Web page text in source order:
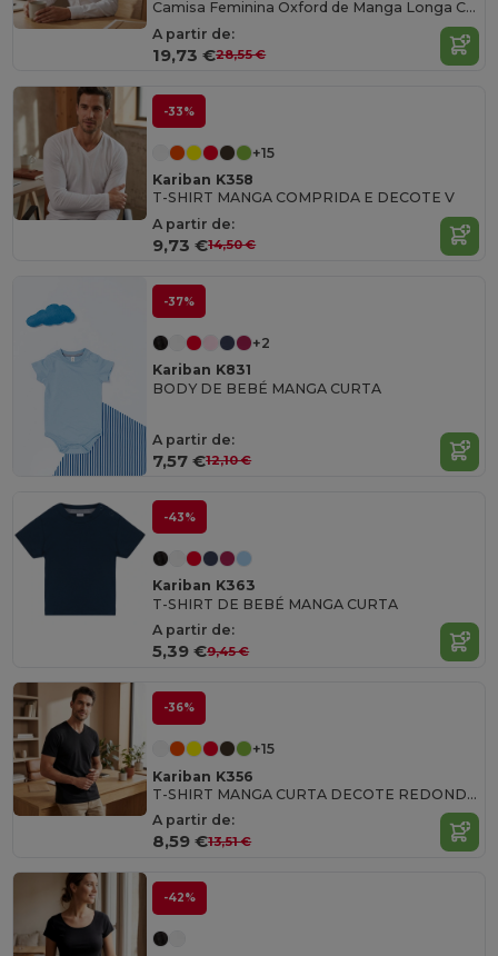
Camisa Feminina Oxford de Manga Longa Confortável
A partir de:
19,73 €28,55 €
-33%
+15
Kariban K358
T-SHIRT MANGA COMPRIDA E DECOTE V
A partir de:
9,73 €14,50 €
-37%
+2
Kariban K831
BODY DE BEBÉ MANGA CURTA
A partir de:
7,57 €12,10 €
-43%
Kariban K363
T-SHIRT DE BEBÉ MANGA CURTA
A partir de:
5,39 €9,45 €
-36%
+15
Kariban K356
T-SHIRT MANGA CURTA DECOTE REDONDO
A partir de:
8,59 €13,51 €
-42%